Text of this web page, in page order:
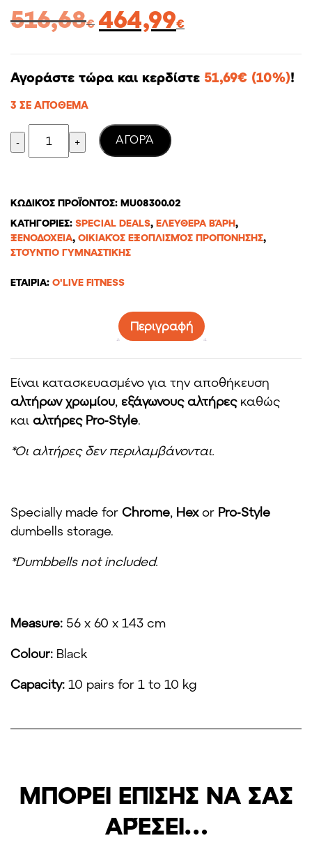
516,68€
Original
price
516,68€.
464,99€τρέχουσα
είναι:
Αγοράστε τώρα και κερδίστε 51,69€ (10%)!
3 ΣΕ ΑΠΌΘΕΜΑ
Quantity
AΓΟΡΆ
ΚΩΔΙΚΌΣ ΠΡΟΪΌΝΤΟΣ: MU08300.02
ΚΑΤΗΓΟΡΊΕΣ: SPECIAL DEALS, ΕΛΕΎΘΕΡΑ ΒΆΡΗ,
ΞΕΝΟΔΟΧΕΊΑ, ΟΙΚΙΑΚΌΣ ΕΞΟΠΛΙΣΜΌΣ ΠΡΟΠΌΝΗΣΗΣ,
ΣΤΟΎΝΤΙΟ ΓΥΜΝΑΣΤΙΚΉΣ
ΕΤΑΙΡΊΑ: O'LIVE FITNESS
Περιγραφή
Είναι κατασκευασμένο για την αποθήκευση
αλτήρων χρωμίου, εξάγωνους αλτήρεςκαθώς
και αλτήρες Pro-Style.
*Οι αλτήρες δεν περιλαμβάνονται.
Specially made for Chrome, Hexor Pro-Style
dumbells storage.
*Dumbbells not included.
Measure: 56 x 60 x 143 cm
Colour: Black
Capacity: 10 pairs for 1 to 10 kg
ΜΠΟΡΕΊ ΕΠΊΣΗΣ ΝΑ ΣΑΣ
ΑΡΈΣΕΙ…